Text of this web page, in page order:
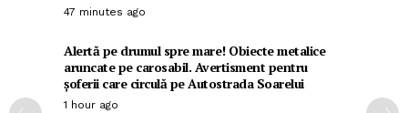
47 minutes ago
Alertă pe drumul spre mare! Obiecte metalice
aruncate pe carosabil. Avertisment pentru
șoferii care circulă pe Autostrada Soarelui
1 hour ago